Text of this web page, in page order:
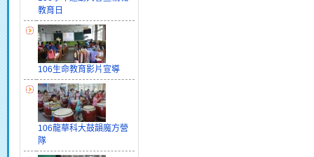
教育日
106生命教育影片宣導
106龍華科大鼓韻魔方營
隊